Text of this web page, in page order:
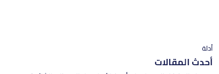
أدلة
أحدث المقالات